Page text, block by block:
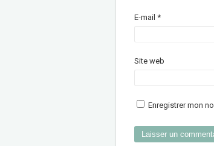
E-mail *
Site web
Enregistrer mon